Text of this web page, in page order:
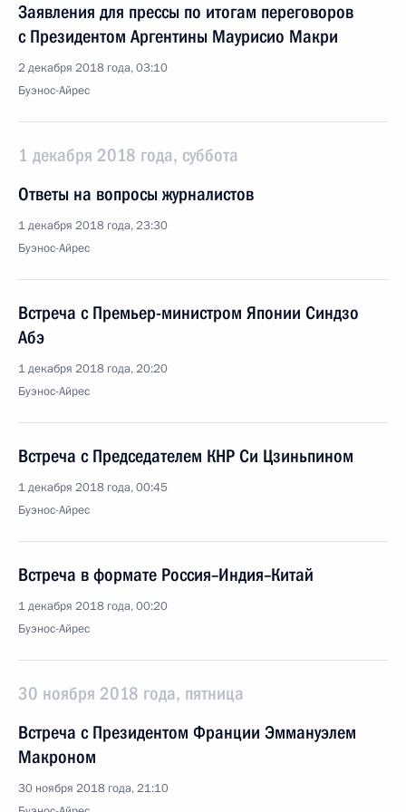
Заявления для прессы по итогам переговоров
с Президентом Аргентины Маурисио Макри
2 декабря 2018 года, 03:10
Буэнос-Айрес
1 декабря 2018 года, суббота
Ответы на вопросы журналистов
1 декабря 2018 года, 23:30
Буэнос-Айрес
Встреча с Премьер-министром Японии Синдзо
Абэ
1 декабря 2018 года, 20:20
Буэнос-Айрес
Встреча с Председателем КНР Си Цзиньпином
1 декабря 2018 года, 00:45
Буэнос-Айрес
Встреча в формате Россия–Индия–Китай
1 декабря 2018 года, 00:20
Буэнос-Айрес
30 ноября 2018 года, пятница
Встреча с Президентом Франции Эммануэлем
Макроном
30 ноября 2018 года, 21:10